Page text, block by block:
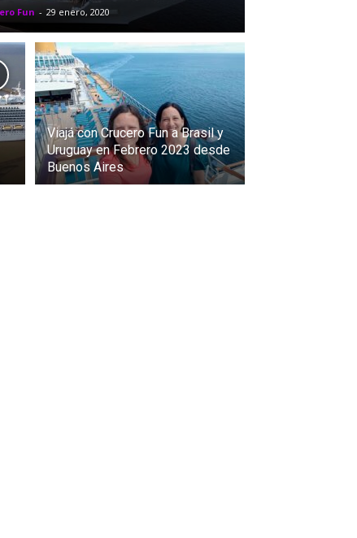
Fun - 29 enero, 2020
Viajá con Crucero Fun a Brasil y
Uruguay en Febrero 2023 desde
Buenos Aires